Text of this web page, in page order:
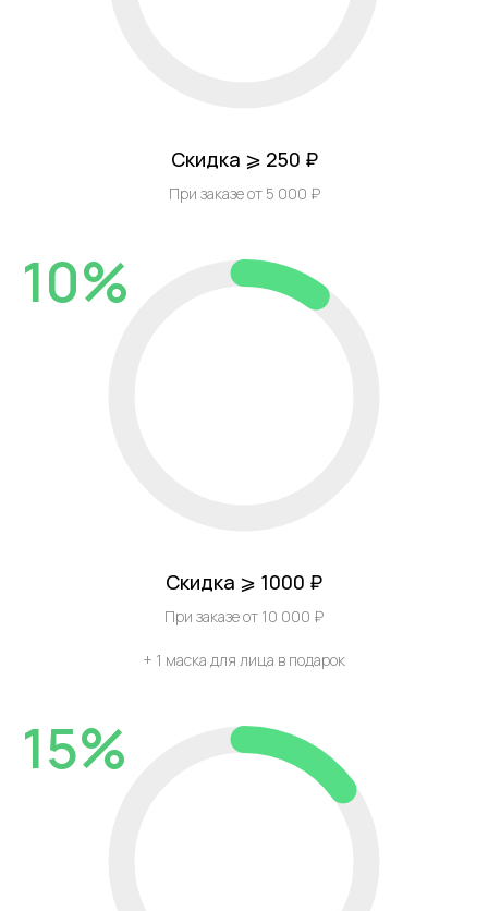
Скидка ⩾ 250 ₽
При заказе от 5 000 ₽
10%
Скидка ⩾ 1000 ₽
При заказе от 10 000 ₽
+ 1 маска для лица в подарок
15%